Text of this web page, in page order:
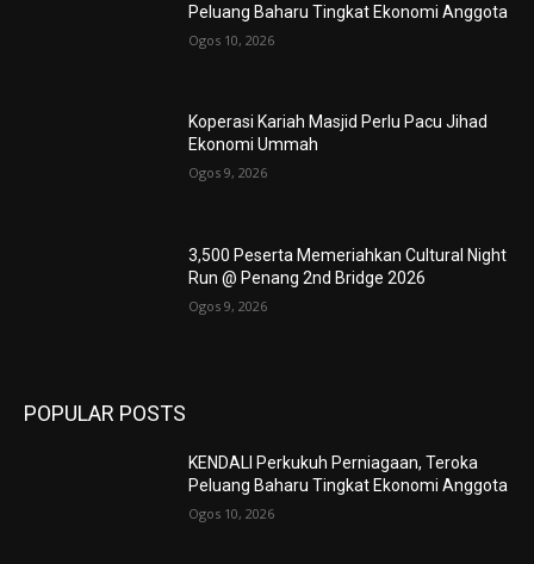
Peluang Baharu Tingkat Ekonomi Anggota
Ogos 10, 2026
Koperasi Kariah Masjid Perlu Pacu Jihad
Ekonomi Ummah
Ogos 9, 2026
3,500 Peserta Memeriahkan Cultural Night
Run @ Penang 2nd Bridge 2026
Ogos 9, 2026
POPULAR POSTS
KENDALI Perkukuh Perniagaan, Teroka
Peluang Baharu Tingkat Ekonomi Anggota
Ogos 10, 2026